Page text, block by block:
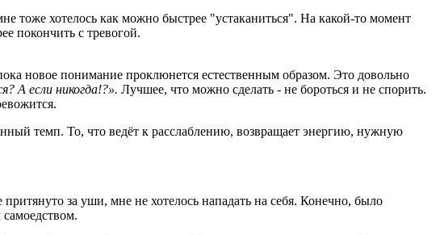
тоже хотелось как можно быстрее "устаканиться". На какой-то момент
покончить с тревогой.
новое понимание проклюнется естественным образом. Это довольно
А если никогда!?». Лучшее, что можно сделать - не бороться и не спорить.
темп. То, что ведёт к расслаблению, возвращает энергию, нужную
за уши, мне не хотелось нападать на себя. Конечно, было
самоедством.